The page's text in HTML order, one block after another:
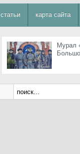
статьи карта сайта
Мурал